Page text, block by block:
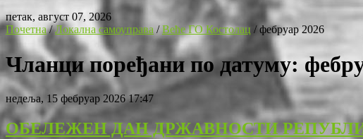
петак, август 07, 2026
Почетна/Локална самоуправа /Веће ГО Костолац /фебруар 2026
Чланци поређани по датуму:
недеља, 15 фебруар 2026 17:47
ОБЕЛЕЖЕН ДАН ДРЖАВНОСТИ